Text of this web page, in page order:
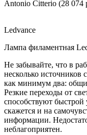
Antonio Citterio (28 074
Ledvance
Лампа филаментная
Не забывайте, что в
несколько
как минимум два:
Резкие переходы от
способствуют быстрой
скажется и на
информации.
неблагоприятен.